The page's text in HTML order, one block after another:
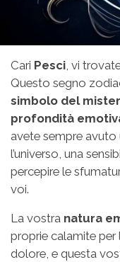
Cari Pesci, vi
Questo segno
simbolo del
profondità
avete sempre avuto
l’universo, una
percepire le
voi.
La vostra natura
proprie calamite per
dolore, e questa